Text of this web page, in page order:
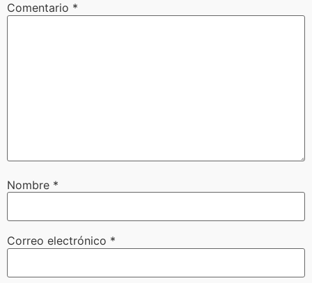
Comentario *
Nombre *
Correo electrónico *